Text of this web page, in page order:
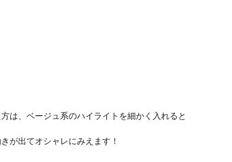
は、ベージュ系のハイライトを細かく入れると
が出てオシャレにみえます！